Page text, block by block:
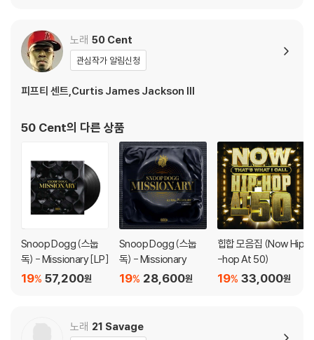
노래 50 Cent
관심작가 알림신청
피프티 센트,Curtis James Jackson III
50 Cent의 다른 상품
Snoop Dogg (스눕
독) - Missionary [LP]
57,200원
19%
Snoop Dogg (스눕
독) - Missionary
28,600원
19%
힙합 모음집 (Now Hip
-hop At 50)
33,000원
19%
노래 21 Savage